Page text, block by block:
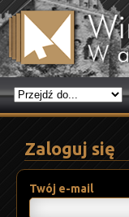
Zaloguj się
Twój e-mail